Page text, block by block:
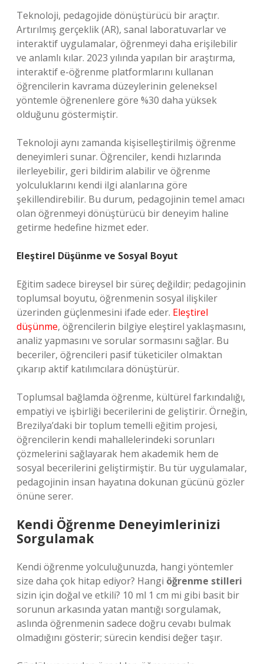
Teknoloji, pedagojide dönüştürücü bir araçtır.
Artırılmış gerçeklik (AR), sanal laboratuvarlar ve
interaktif uygulamalar, öğrenmeyi daha erişilebilir
ve anlamlı kılar. 2023 yılında yapılan bir araştırma,
interaktif e-öğrenme platformlarını kullanan
öğrencilerin kavrama düzeylerinin geleneksel
yöntemle öğrenenlere göre %30 daha yüksek
olduğunu göstermiştir.
Teknoloji aynı zamanda kişiselleştirilmiş öğrenme
deneyimleri sunar. Öğrenciler, kendi hızlarında
ilerleyebilir, geri bildirim alabilir ve öğrenme
yolculuklarını kendi ilgi alanlarına göre
şekillendirebilir. Bu durum, pedagojinin temel amacı
olan öğrenmeyi dönüştürücü bir deneyim haline
getirme hedefine hizmet eder.
Eleştirel Düşünme ve Sosyal Boyut
Eğitim sadece bireysel bir süreç değildir; pedagojinin
toplumsal boyutu, öğrenmenin sosyal ilişkiler
üzerinden güçlenmesini ifade eder. Eleştirel
düşünme, öğrencilerin bilgiye eleştirel yaklaşmasını,
analiz yapmasını ve sorular sormasını sağlar. Bu
beceriler, öğrencileri pasif tüketiciler olmaktan
çıkarıp aktif katılımcılara dönüştürür.
Toplumsal bağlamda öğrenme, kültürel farkındalığı,
empatiyi ve işbirliği becerilerini de geliştirir. Örneğin,
Brezilya’daki bir toplum temelli eğitim projesi,
öğrencilerin kendi mahallelerindeki sorunları
çözmelerini sağlayarak hem akademik hem de
sosyal becerilerini geliştirmiştir. Bu tür uygulamalar,
pedagojinin insan hayatına dokunan gücünü gözler
önüne serer.
Kendi Öğrenme Deneyimlerinizi
Sorgulamak
Kendi öğrenme yolculuğunuzda, hangi yöntemler
size daha çok hitap ediyor? Hangi öğrenme stilleri
sizin için doğal ve etkili? 10 ml 1 cm mi gibi basit bir
sorunun arkasında yatan mantığı sorgulamak,
aslında öğrenmenin sadece doğru cevabı bulmak
olmadığını gösterir; sürecin kendisi değer taşır.